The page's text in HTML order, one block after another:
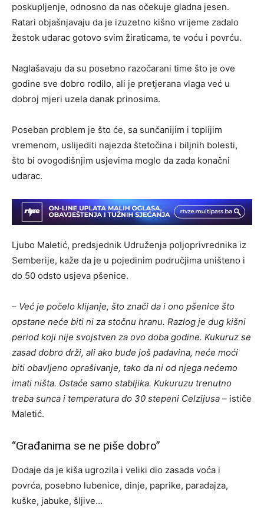
poskupljenje, odnosno da nas očekuje gladna jesen.
Ratari objašnjavaju da je izuzetno kišno vrijeme zadalo
žestok udarac gotovo svim žiraticama, te voću i povrću.
Naglašavaju da su posebno razočarani time što je ove
godine sve dobro rodilo, ali je pretjerana vlaga već u
dobroj mjeri uzela danak prinosima.
Poseban problem je što će, sa sunčanijim i toplijim
vremenom, uslijediti najezda štetočina i biljnih bolesti,
što bi ovogodišnjim usjevima moglo da zada konačni
udarac.
Ljubo Maletić, predsjednik Udruženja poljoprivrednika iz
Semberije, kaže da je u pojedinim područjima uništeno i
do 50 odsto usjeva pšenice.
– Već je počelo klijanje, što znači da i ono pšenice što
opstane neće biti ni za stočnu hranu. Razlog je dug kišni
period koji nije svojstven za ovo doba godine. Kukuruz se
zasad dobro drži, ali ako bude još padavina, neće moći
biti obavljeno oprašivanje, tako da ni od njega nećemo
imati ništa. Ostaće samo stabljika. Kukuruzu trenutno
treba sunca i temperatura do 30 stepeni Celzijusa – ističe
Maletić.
“Građanima se ne piše dobro”
Dodaje da je kiša ugrozila i veliki dio zasada voća i
povrća, posebno lubenice, dinje, paprike, paradajza,
kuške, jabuke, šljive…